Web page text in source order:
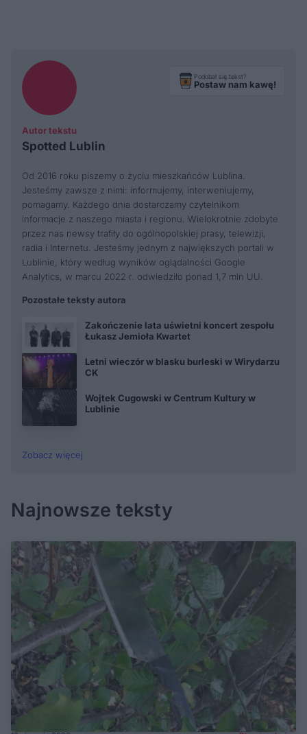
Autor tekstu
Spotted Lublin
Podobał się tekst?
Postaw nam kawę!
Od 2016 roku piszemy o życiu mieszkańców Lublina.
Jesteśmy zawsze z nimi: informujemy, interweniujemy,
pomagamy. Każdego dnia dostarczamy czytelnikom
informacje z naszego miasta i regionu. Wielokrotnie zdobyte
przez nas newsy trafiły do ogólnopolskiej prasy, telewizji,
radia i Internetu. Jesteśmy jednym z największych portali w
Lublinie, który według wyników oglądalności Google
Analytics, w marcu 2022 r. odwiedziło ponad 1,7 mln UU.
Pozostałe teksty autora
Zakończenie lata uświetni koncert zespołu
Łukasz Jemioła Kwartet
Letni wieczór w blasku burleski w Wirydarzu
CK
Wojtek Cugowski w Centrum Kultury w
Lublinie
Zobacz więcej
Najnowsze teksty